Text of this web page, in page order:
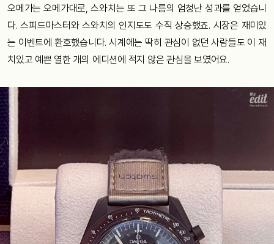
오메가는 오메가대로, 스와치는 또 그 나름의 엄청난 성과를 얻었습니
다. 스피드마스터와 스와치의 인지도도 수직 상승했죠. 시장은 재미있
는 이벤트에 환호했습니다. 시계에는 딱히 관심이 없던 사람들도 이 재
치있고 예쁜 열한 개의 에디션에 적지 않은 관심을 보였어요.